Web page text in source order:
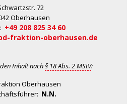
72
Oberhausen
+49 208 825 34 60
fraktion-oberhausen.de
Inhalt nach§ 18 Abs. 2 MStV:
Oberhausen
N.N.